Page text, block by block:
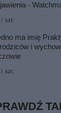
-
/ szt.
ma imię
i
/ szt.